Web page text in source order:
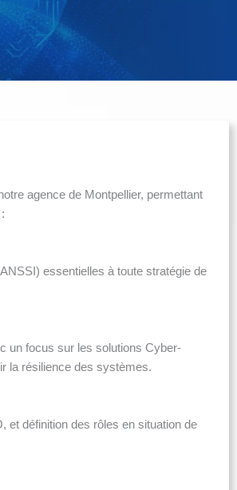
agence de Montpellier, permettant
essentielles à toute stratégie de
un focus sur les solutions Cyber-
la résilience des systèmes.
et définition des rôles en situation de